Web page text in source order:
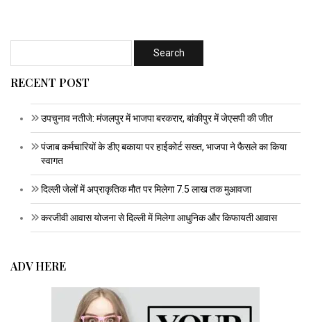
RECENT POST
उपचुनाव नतीजे: मंजलपुर में भाजपा बरकरार, बांकीपुर में जेएसपी की जीत
पंजाब कर्मचारियों के डीए बकाया पर हाईकोर्ट सख्त, भाजपा ने फैसले का किया
स्वागत
दिल्ली जेलों में अप्राकृतिक मौत पर मिलेगा 7.5 लाख तक मुआवजा
करजीवी आवास योजना से दिल्ली में मिलेगा आधुनिक और किफायती आवास
ADV HERE